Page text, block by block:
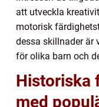
att utveckla
motorisk
dessa skillnader är
för olika barn och
Historiska
med